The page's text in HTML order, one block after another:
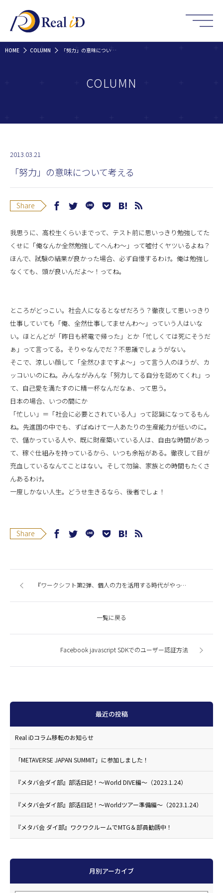
HOME COLUMN 「努力」の意味について考える
COLUMN
2013.03.21
「努力」の意味について考える
Share
我思うに、高校生くらいまでって、テスト前に思いっきり勉強してた
くせに「俺なんか全然勉強してへんわ〜」って嘘付くヤツいるよね？
ほんで、試験の結果が良かった場合、必ず自慢するわけ。俺は勉強し
なくても、頭が良いんだよ〜！ってね。
ところがどっこい。社会人になるとなぜだろう？徹夜して思いっきり
仕事していても「俺、全然仕事してませんわ〜」っていう人はいな
い。ほとんどが「昨日も終電で帰った」とか「忙しくては死にそうだ
ぁ」って言ってる。そりゃなんでだ？不思議でしょうがない。
そこで、涼しい顔して「全然ひまですよ〜」って言う人のほうが、カ
ッコいいのにね。みんながみんな「努力してる自分を認めてくれ」っ
て、自己愛を満たすのに精一杯なんだなぁ、って思う。
日本の場合、いつの間にか
「忙しい」＝「社会に必要とされている人」って認識になってるもん
ね。先進国の中でも、ずばぬけて一人あたりの生産能力が低いのに。
で、儲かっている人や、既に財産築いている人は、自由な時間があっ
て、稼ぐ仕組みを持っているから、いつも余裕がある。徹夜して目が
充血しているなんてことはない。そして勿論、家族との時間もたくさ
んあるわけ。
一度しかない人生。どうせ生きるなら、後者でしょ！
Share
『ワークシフト第2弾、個人の力を活用する時代がやって来た！』
一覧に戻る
Facebook javascript SDKでのユーザー認証方法
最近の投稿
Real iDコラム移転のお知らせ
「METAVERSE JAPAN SUMMIT」に参加しました！
『メタバ会ダイ部』部活日記！〜World DIVE編〜（2023.1.24）
『メタバ会ダイ部』部活日記！〜Worldツアー準備編〜（2023.1.24）
『メタバ会 ダイ部』ワクワクルームでMTG＆部員勧誘中！
月別アーカイブ